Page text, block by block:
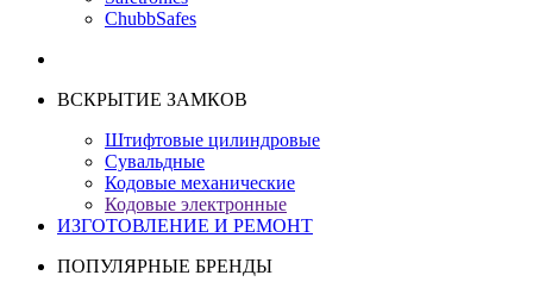
ChubbSafes
ВСКРЫТИЕ ЗАМКОВ
Штифтовые цилиндровые
Сувальдные
Кодовые механические
Кодовые электронные
ИЗГОТОВЛЕНИЕ И РЕМОНТ
ПОПУЛЯРНЫЕ БРЕНДЫ